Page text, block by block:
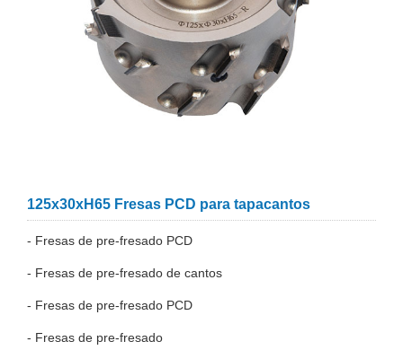
125x30xH65 Fresas PCD para tapacantos
- Fresas de pre-fresado PCD
- Fresas de pre-fresado de cantos
- Fresas de pre-fresado PCD
- Fresas de pre-fresado